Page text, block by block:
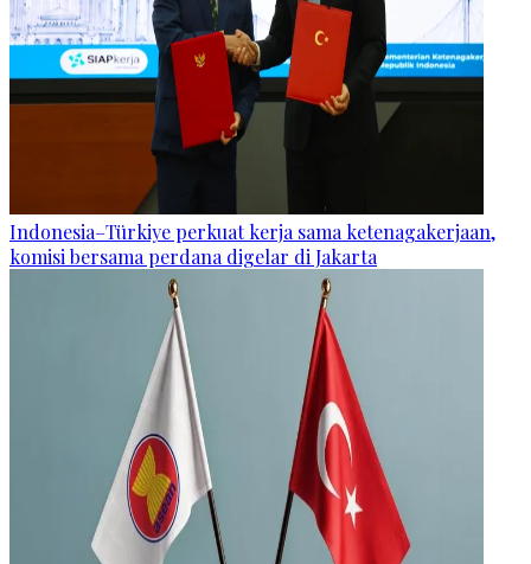
Indonesia–Türkiye perkuat kerja sama ketenagakerjaan,
komisi bersama perdana digelar di Jakarta